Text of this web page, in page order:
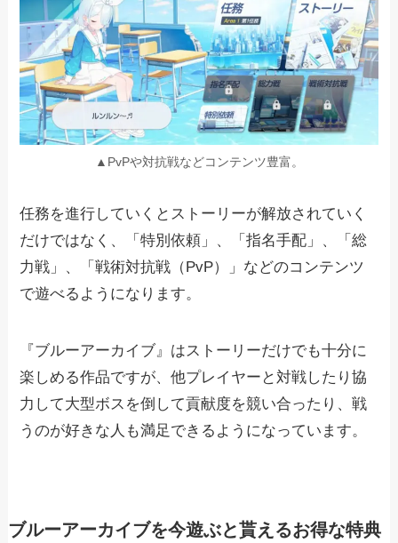
▲PvPや対抗戦などコンテンツ豊富。
任務を進行していくとストーリーが解放されていく
だけではなく、「特別依頼」、「指名手配」、「総
力戦」、「戦術対抗戦（PvP）」などのコンテンツ
で遊べるようになります。
『ブルーアーカイブ』はストーリーだけでも十分に
楽しめる作品ですが、他プレイヤーと対戦したり協
力して大型ボスを倒して貢献度を競い合ったり、戦
うのが好きな人も満足できるようになっています。
ブルーアーカイブを今遊ぶと貰えるお得な特典